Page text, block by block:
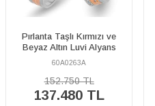
Kırmızı ve Beyaz Altın Luvi
Alyans
60A0263E
63.880 TL
57.490 TL